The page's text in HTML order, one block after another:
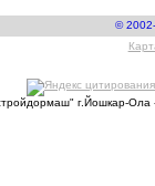
©
г.Йошкар-Ола